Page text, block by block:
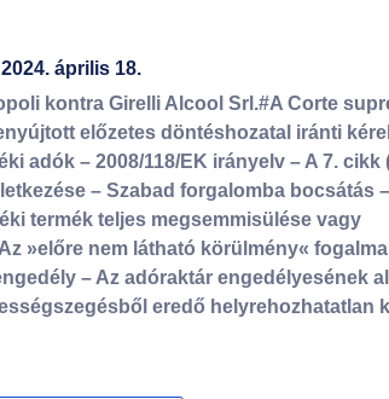
április 18.
kontra Girelli Alcool Srl.#A Corte
előzetes döntéshozatal iránti
adók – 2008/118/EK irányelv – A 7. cikk
– Szabad forgalomba bocsátás –
termék teljes megsemmisülése vagy
»előre nem látható körülmény«
– Az adóraktár engedélyesének
eredő helyrehozhatatlan